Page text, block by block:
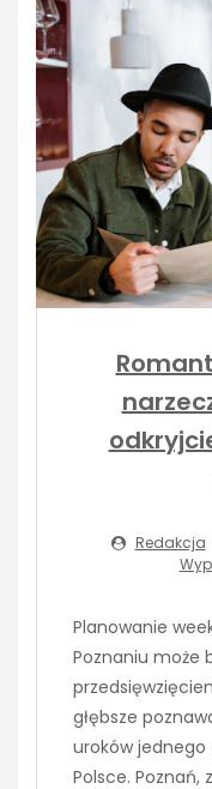
Redakcja
Planowanie
Poznaniu może
głębsze
uroków
Polsce.